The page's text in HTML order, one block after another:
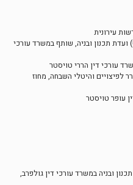
עירונית
ועדת תכנון ובניה, שותף במשרד עורכי
עורכי דין הררי טויסטר
לפיצויים והיטלי השבחה, מחוז
עופר טויסטר
ובניה במשרד עורכי דין גולפרב,